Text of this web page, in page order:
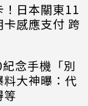
日本關東11
感應支付 跨
念手機「別
大神曝：代
等